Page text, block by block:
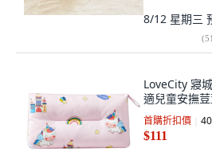
8/12 星期三
(51
LoveCity 寢
適兒童安撫
首購折扣價 40
$111